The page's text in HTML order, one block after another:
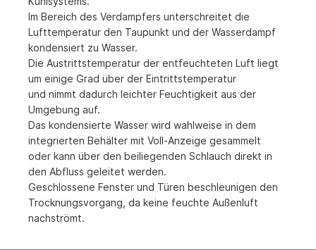
Im Bereich des Verdampfers unterschreitet die
Lufttemperatur den Taupunkt und der Wasserdampf
kondensiert zu Wasser.
Die Austrittstemperatur der entfeuchteten Luft liegt
um einige Grad über der Eintrittstemperatur
und nimmt dadurch leichter Feuchtigkeit aus der
Umgebung auf.
Das kondensierte Wasser wird wahlweise in dem
integrierten Behälter mit Voll-Anzeige gesammelt
oder kann über den beiliegenden Schlauch direkt in
den Abfluss geleitet werden.
Geschlossene Fenster und Türen beschleunigen den
Trocknungsvorgang, da keine feuchte Außenluft
nachströmt.